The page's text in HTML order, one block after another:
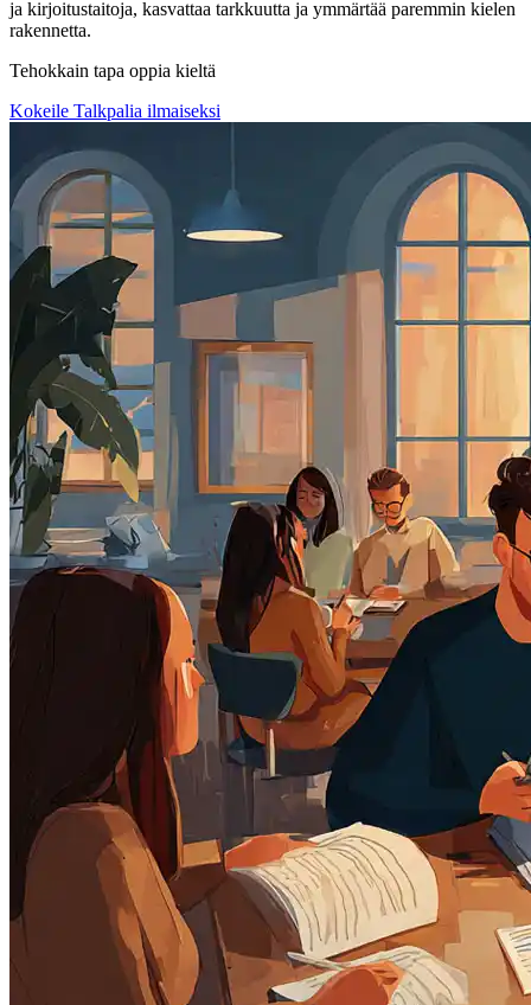
ja kirjoitustaitoja, kasvattaa tarkkuutta ja ymmärtää paremmin kielen
rakennetta.
Tehokkain tapa oppia kieltä
Kokeile Talkpalia ilmaiseksi